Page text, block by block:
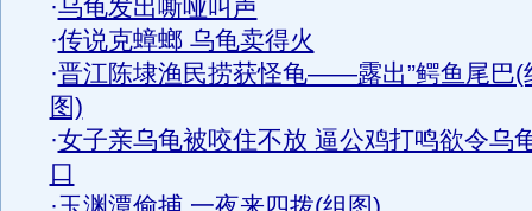
·乌龟发出嘶哑叫声
·传说克蟑螂 乌龟卖得火
·晋江陈埭渔民捞获怪龟——露出”鳄鱼尾巴(
图)
·女子亲乌龟被咬住不放 逼公鸡打鸣欲令乌
口